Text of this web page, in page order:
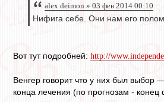
alex deimon » 03 фев 2014 00:10
Нифига себе. Они нам его
Вот тут подробней: http://
Венгер говорит что у них был выбор
конца лечения (по прогнозам -